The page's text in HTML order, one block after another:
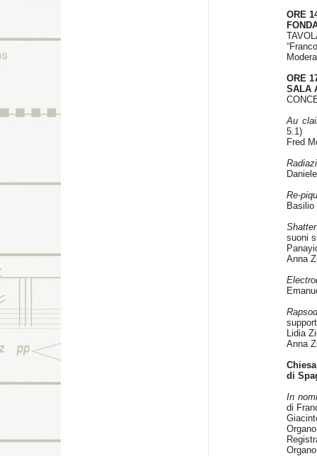
ORE
ORE
SALA
Au
5.1)
Fred
Re-
Basilio
suoni
Anna
Lidia
Anna
di
In
di